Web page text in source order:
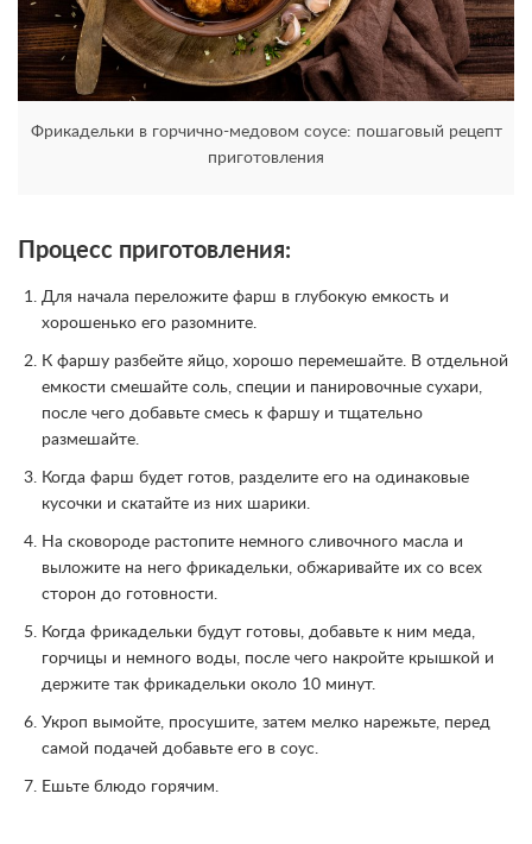
Фрикадельки в горчично-медовом соусе: пошаговый рецепт
приготовления
Процесс приготовления:
Для начала переложите фарш в глубокую емкость и
хорошенько его разомните.
К фаршу разбейте яйцо, хорошо перемешайте. В отдельной
емкости смешайте соль, специи и панировочные сухари,
после чего добавьте смесь к фаршу и тщательно
размешайте.
Когда фарш будет готов, разделите его на одинаковые
кусочки и скатайте из них шарики.
На сковороде растопите немного сливочного масла и
выложите на него фрикадельки, обжаривайте их со всех
сторон до готовности.
Когда фрикадельки будут готовы, добавьте к ним меда,
горчицы и немного воды, после чего накройте крышкой и
держите так фрикадельки около 10 минут.
Укроп вымойте, просушите, затем мелко нарежьте, перед
самой подачей добавьте его в соус.
Ешьте блюдо горячим.